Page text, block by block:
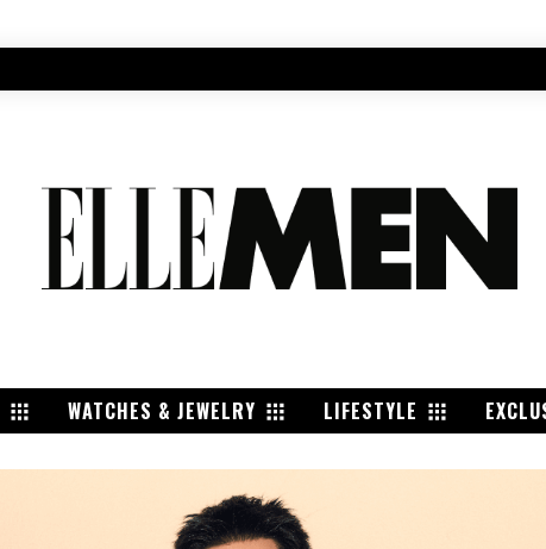
WATCHES & JEWELRY LIFESTYLE